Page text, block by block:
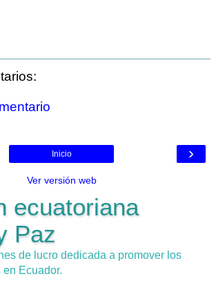
›
Inicio
Ver versión web
ecuatoriana
Paz
de lucro dedicada a promover los
Ecuador.